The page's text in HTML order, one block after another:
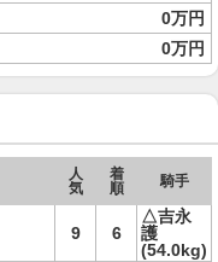
0万円
0万円
人
気
着
順
騎手
9 6
△吉永
護
(54.0kg)